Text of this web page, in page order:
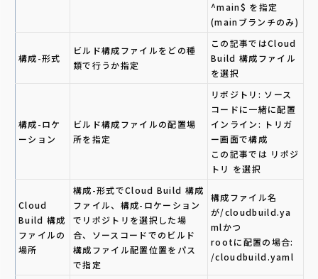
^main$ を指定
(mainブランチのみ)
構成-形式
ビルド構成ファイルをどの種
類で行うか指定
この記事ではCloud
Build 構成ファイル
を選択
構成-ロケ
ーション
ビルド構成ファイルの配置場
所を指定
リポジトリ: ソース
コードに一緒に配置
インライン: トリガ
ー画面で構成
この記事では リポジ
トリ を選択
Cloud
Build 構成
ファイルの
場所
構成-形式でCloud Build 構成
ファイル、構成-ロケーション
でリポジトリを選択した場
合、ソースコードでのビルド
構成ファイル配置位置をパス
で指定
構成ファイル名
が/cloudbuild.ya
mlかつ
rootに配置の場合:
/cloudbuild.yaml